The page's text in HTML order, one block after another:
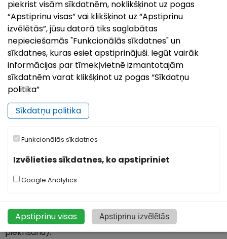
tiesiskā pamata, kādam mērķim, kurām fiziskajām,
juridiskajām, valsts vai pašvaldību institūcijām un
kādus personas datus pašvaldība ir nodevusi
(sniedzamajā informācijā par datu saņēmējiem netiks
iekļautas valsts institūcijas, kuras ir kriminālprocesa
virzītāji, operatīvās darbības subjekti, vai citas
institūcijas, par kurām likums aizliedz šādas ziņas
izpaust);
20.2. pieprasīt labot pašvaldības sistēmās esošos
datus, ja esat konstatējis, ka Jūsu personas dati ir
neprecīzi, nepareizi vai novecojuši (iesniedzot
labojuma nepieciešamībai pierādošus dokumentus);
20.3. pieprasīt ierobežot, pārtraukt apstrādāt vai
dzēst Jūsu personas datus (tiesības “tikt aizmirstam”),
20.4. jebkurā laikā atsaukt savu piekrišanu datu
apstrādei (ja datu apstrāde balstās vienīgi uz Jūsu
piekrišanu).
piekrist visām sīkdatnēm, noklikšķinot uz pogas
“Apstiprinu visas” vai klikšķinot uz “Apstiprinu
izvēlētās”, jūsu datorā tiks saglabātas
nepieciešamās "Funkcionālās sīkdatnes" un
sīkdatnes, kuras esiet apstiprinājuši. Iegūt vairāk
informācijas par tīmekļvietnē izmantotajām
sīkdatnēm varat klikšķinot uz pogas “Sīkdatņu
politika”
Sīkdatņu politika
Funkcionālās sīkdatnes
Izvēlieties sīkdatnes, ko apstipriniet
Google Analytics
Apstiprinu visas Apstiprinu izvēlētās